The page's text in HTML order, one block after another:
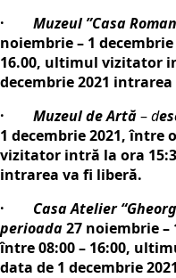
· Muzeul ”Casa
noiembrie – 1
16.00, ultimul vizitator
decembrie 2021
· Muzeul de Artă–d
1 decembrie 2021, între
vizitator intră la ora
intrarea va fi liberă.
· Casa Atelier
perioada27 noiembrie –
între 08:00 – 16:00,
data de 1 decembrie